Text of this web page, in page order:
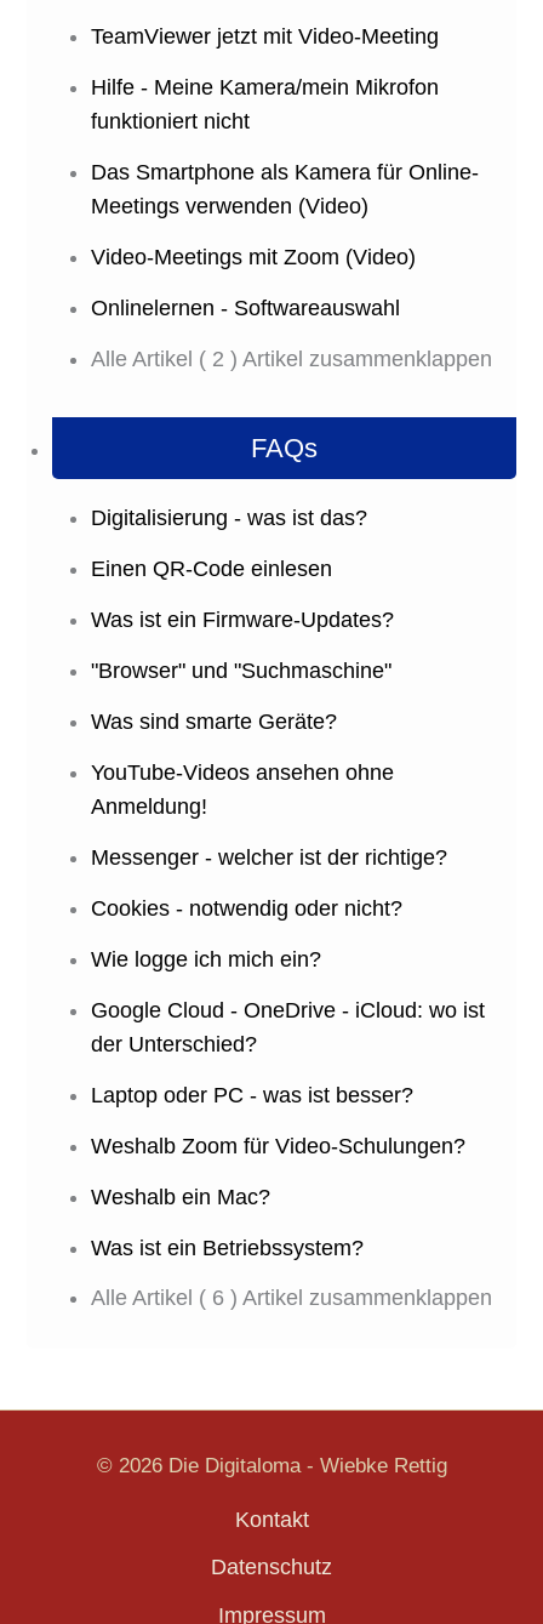
TeamViewer jetzt mit Video-Meeting
Hilfe - Meine Kamera/mein Mikrofon
funktioniert nicht
Das Smartphone als Kamera für Online-
Meetings verwenden (Video)
Video-Meetings mit Zoom (Video)
Onlinelernen - Softwareauswahl
Alle Artikel ( 2 ) Artikel zusammenklappen
FAQs
Digitalisierung - was ist das?
Einen QR-Code einlesen
Was ist ein Firmware-Updates?
"Browser" und "Suchmaschine"
Was sind smarte Geräte?
YouTube-Videos ansehen ohne
Anmeldung!
Messenger - welcher ist der richtige?
Cookies - notwendig oder nicht?
Wie logge ich mich ein?
Google Cloud - OneDrive - iCloud: wo ist
der Unterschied?
Laptop oder PC - was ist besser?
Weshalb Zoom für Video-Schulungen?
Weshalb ein Mac?
Was ist ein Betriebssystem?
Alle Artikel ( 6 ) Artikel zusammenklappen
© 2026 Die Digitaloma - Wiebke Rettig
Kontakt
Datenschutz
Impressum